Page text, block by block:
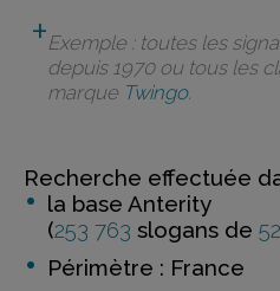
Exemple : toutes les
depuis 1970 ou tous les
marque Twingo.
Recherche effectuée
la base Anterity
(253 763 slogans de
Périmètre : France